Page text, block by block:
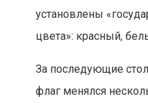
установлены
цвета»: красный,
За последующие
флаг менялся